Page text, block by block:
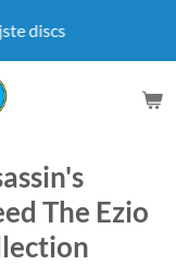
discs
The Ezio